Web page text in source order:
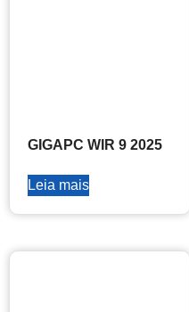
GIGAPC WIR 9 2025
Leia mais